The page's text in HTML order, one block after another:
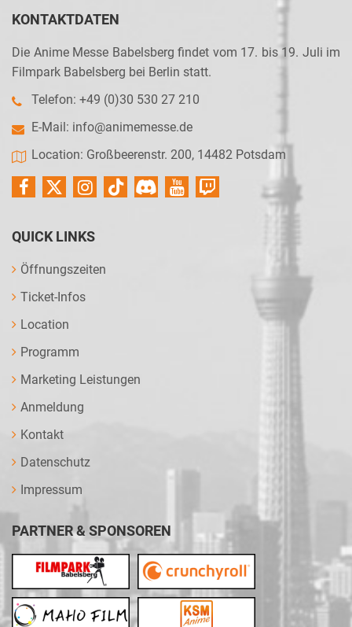
KONTAKTDATEN
Die Anime Messe Babelsberg findet vom 17. bis 19. Juli im
Filmpark Babelsberg bei Berlin statt.
Telefon: +49 (0)30 530 27 210
E-Mail: info@animemesse.de
Location: Großbeerenstr. 200, 14482 Potsdam
QUICK LINKS
Öffnungszeiten
Ticket-Infos
Location
Programm
Marketing Leistungen
Anmeldung
Kontakt
Datenschutz
Impressum
PARTNER & SPONSOREN